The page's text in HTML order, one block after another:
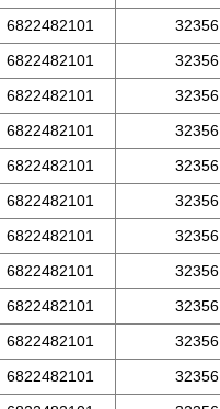
6822482101
32356
6822482101
32356
6822482101
32356
6822482101
32356
6822482101
32356
6822482101
32356
6822482101
32356
6822482101
32356
6822482101
32356
6822482101
32356
6822482101
32356